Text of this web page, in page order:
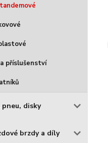
příslušenství
pneu, disky
brzdy a díly